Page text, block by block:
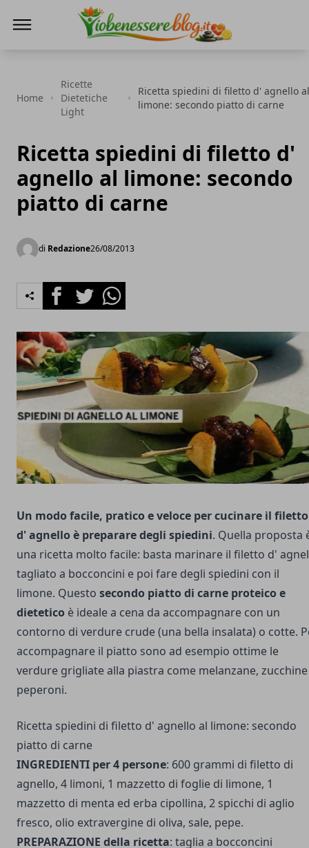
Home
Ricette
Dietetiche
Light
Ricetta spiedini di filetto d' agnello al
limone: secondo piatto di carne
Ricetta spiedini di filetto d'
agnello al limone: secondo
piatto di carne
di Redazione26/08/2013
FacebookTwitterWhatsapp
Un modo facile, pratico e veloce per cucinare il filetto
d' agnello è preparare degli spiedini. Quella proposta
una ricetta molto facile: basta marinare il filetto d'
tagliato a bocconcini e poi fare degli spiedini con il
limone. Questo secondo piatto di carne proteico e
dietetico è ideale a cena da accompagnare con un
contorno di verdure crude (una bella insalata) o cotte.
accompagnare il piatto sono ad esempio ottime le
verdure grigliate alla piastra come melanzane,
peperoni.
Ricetta spiedini di filetto d' agnello al limone: secondo
piatto di carne
INGREDIENTI per 4 persone: 600 grammi di filetto di
agnello, 4 limoni, 1 mazzetto di foglie di limone, 1
mazzetto di menta ed erba cipollina, 2 spicchi di aglio
fresco, olio extravergine di oliva, sale, pepe.
PREPARAZIONE della ricetta: taglia a bocconcini